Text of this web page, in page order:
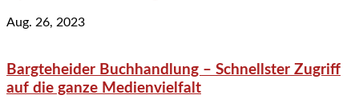
Aug. 26, 2023
Bargteheider Buchhandlung – Schnellster Zugriff
auf die ganze Medienvielfalt